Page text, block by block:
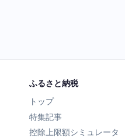
ふるさと納税
トップ
特集記事
控除上限額シミュレータ